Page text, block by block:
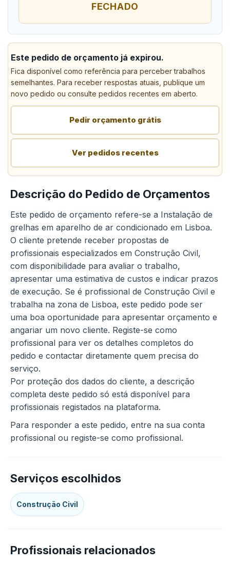
FECHADO
Este pedido de orçamento já expirou.
Fica disponível como referência para perceber trabalhos
semelhantes. Para receber respostas atuais, publique um
novo pedido ou consulte pedidos recentes em aberto.
Pedir orçamento grátis
Ver pedidos recentes
Descrição do Pedido de Orçamentos
Este pedido de orçamento refere-se a Instalação de
grelhas em aparelho de ar condicionado em Lisboa.
O cliente pretende receber propostas de
profissionais especializados em Construção Civil,
com disponibilidade para avaliar o trabalho,
apresentar uma estimativa de custos e indicar prazos
de execução. Se é profissional de Construção Civil e
trabalha na zona de Lisboa, este pedido pode ser
uma boa oportunidade para apresentar orçamento e
angariar um novo cliente. Registe-se como
profissional para ver os detalhes completos do
pedido e contactar diretamente quem precisa do
serviço.
Por proteção dos dados do cliente, a descrição
completa deste pedido só está disponível para
profissionais registados na plataforma.
Para responder a este pedido, entre na sua conta
profissional ou registe-se como profissional.
Serviços escolhidos
Construção Civil
Profissionais relacionados